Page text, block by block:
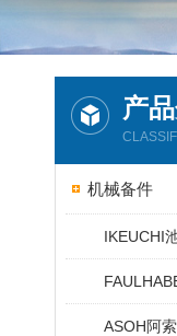
产
机械备件
IKEUCHI
ASOH阿索